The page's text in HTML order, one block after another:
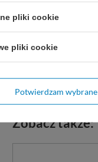
grzybostatyczne.
Zobacz także:
pliki cookie
pliki cookie
Potwierdzam wybrane